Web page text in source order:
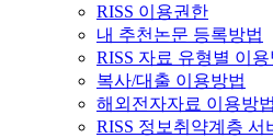
RISS 이용권한
내 추천논문 등록방법
RISS 자료 유형별 이용
복사/대출 이용방법
해외전자자료 이용방법
RISS 정보취약계층 서